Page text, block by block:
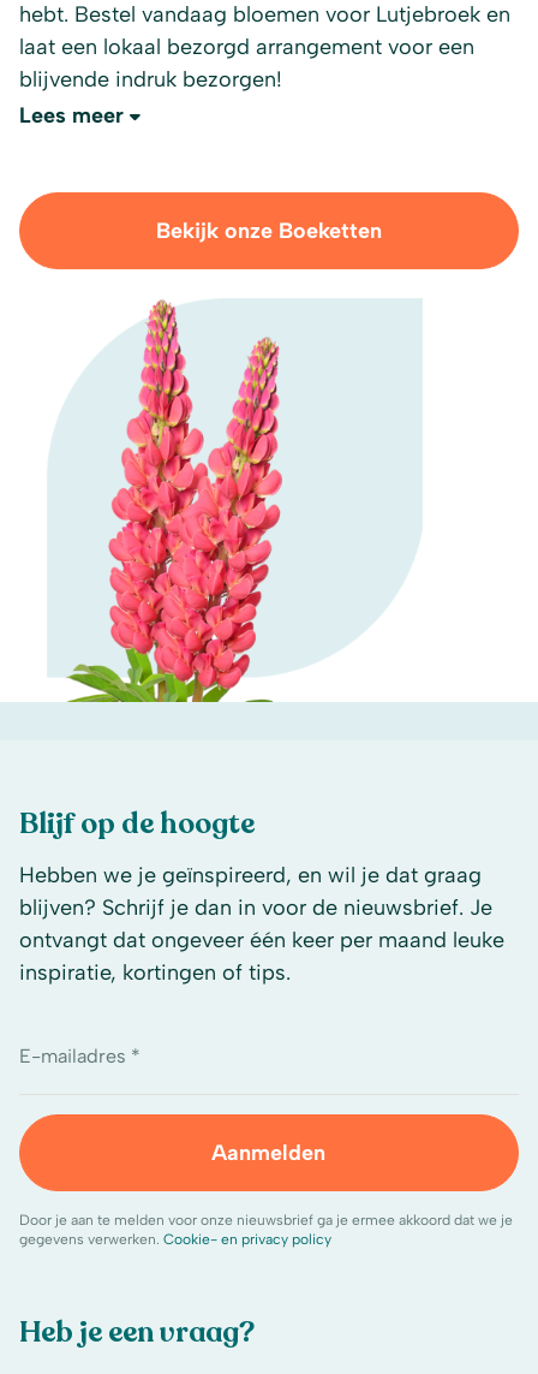
hebt. Bestel vandaag bloemen voor Lutjebroek en
laat een lokaal bezorgd arrangement voor een
blijvende indruk bezorgen!
Lees meer
Bekijk onze Boeketten
Heb je een vraag?
Blijf op de hoogte
Hebben we je geïnspireerd, en wil je dat graag
blijven? Schrijf je dan in voor de nieuwsbrief. Je
ontvangt dat ongeveer één keer per maand leuke
inspiratie, kortingen of tips.
E-mailadres *
Aanmelden
Door je aan te melden voor onze nieuwsbrief ga je ermee akkoord dat we je
gegevens verwerken. Cookie- en privacy policy